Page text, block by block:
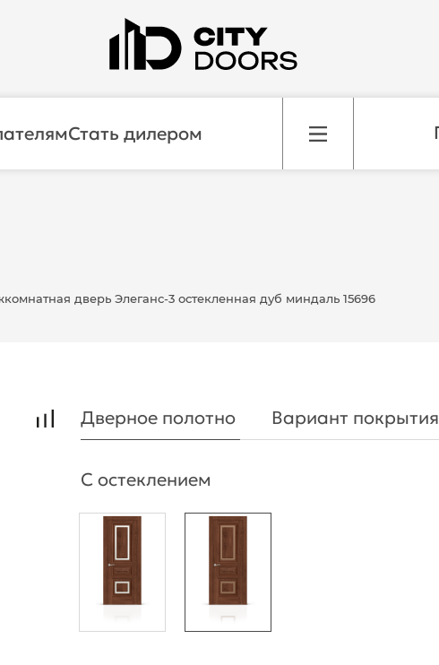
Стать дилером
дверь Элеганс-3 остекленная дуб миндаль 15696
Дверное полотно Вариант покрытия
С остеклением